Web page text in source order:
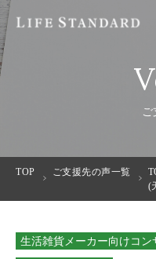
TOP ご支援先の声一覧
(
生活雑貨メーカー向けコン